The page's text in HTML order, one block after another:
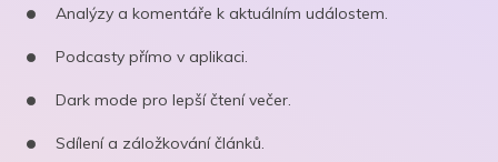
Analýzy a komentáře k aktuálním událostem.
Podcasty přímo v aplikaci.
Dark mode pro lepší čtení večer.
Sdílení a záložkování článků.